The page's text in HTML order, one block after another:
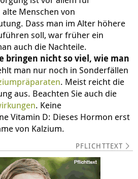
Menschen von
Dass man im Alter höhere
soll, war früher ein
auch die Nachteile.
bringen nicht so viel, wie man
man nur noch in Sonderfällen
. Meist reicht die
aus. Beachten Sie auch die
. Keine
Vitamin D: Dieses Hormon erst
von Kalzium.
PFLICHTTEXT